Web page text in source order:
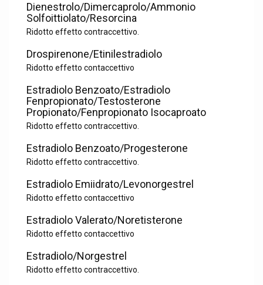
Dienestrolo/Dimercaprolo/Ammonio
Solfoittiolato/Resorcina
Ridotto effetto contraccettivo.
Drospirenone/Etinilestradiolo
Ridotto effetto contaccettivo
Estradiolo Benzoato/Estradiolo
Fenpropionato/Testosterone
Propionato/Fenpropionato Isocaproato
Ridotto effetto contraccettivo.
Estradiolo Benzoato/Progesterone
Ridotto effetto contraccettivo.
Estradiolo Emiidrato/Levonorgestrel
Ridotto effetto contaccettivo
Estradiolo Valerato/Noretisterone
Ridotto effetto contaccettivo
Estradiolo/Norgestrel
Ridotto effetto contraccettivo.